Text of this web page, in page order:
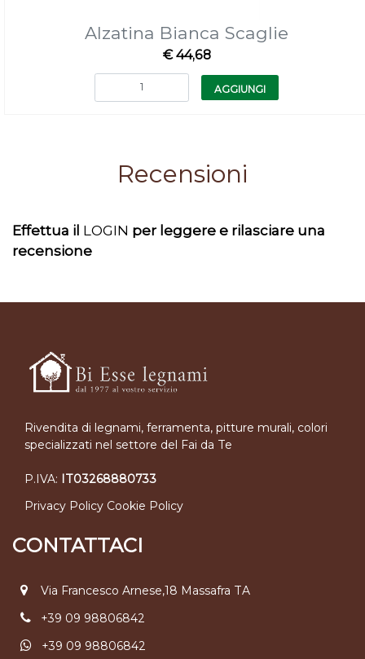
Alzatina Bianca Scaglie
€ 44,68
Quantità
AGGIUNGI
Recensioni
Effettua il LOGIN per leggere e rilasciare una
recensione
Rivendita di legnami, ferramenta, pitture murali, colori
specializzati nel settore del Fai da Te
P.IVA: IT03268880733
Privacy Policy Cookie Policy
CONTATTACI
Via Francesco Arnese,18 Massafra TA
+39 09 98806842
+39 09 98806842